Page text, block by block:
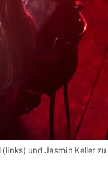
und Jasmin Keller zu